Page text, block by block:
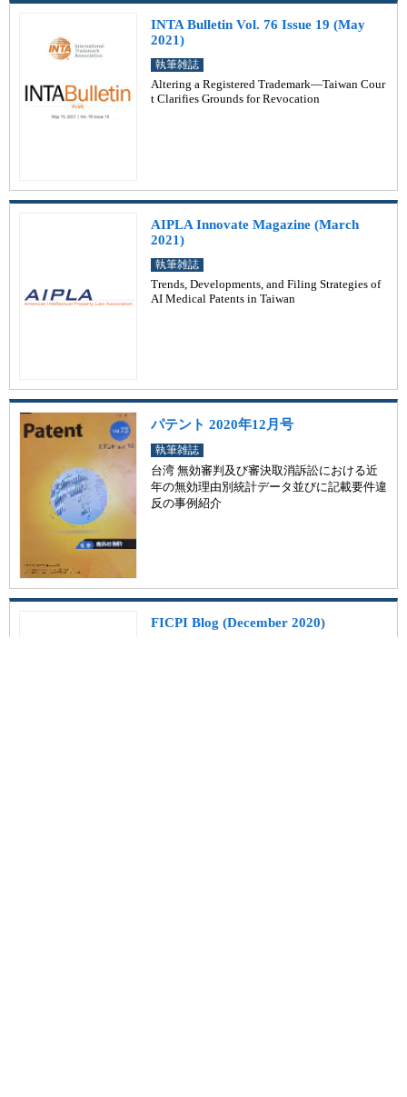
INTA Bulletin Vol. 76 Issue 19 (May
2021)
執筆雑誌
Altering a Registered Trademark—Taiwan Cour
t Clarifies Grounds for Revocation
AIPLA Innovate Magazine (March
2021)
執筆雑誌
Trends, Developments, and Filing Strategies of
AI Medical Patents in Taiwan
パテント 2020年12月号
執筆雑誌
台湾 無効審判及び審決取消訴訟における近
年の無効理由別統計データ並びに記載要件違
反の事例紹介
FICPI Blog (December 2020)